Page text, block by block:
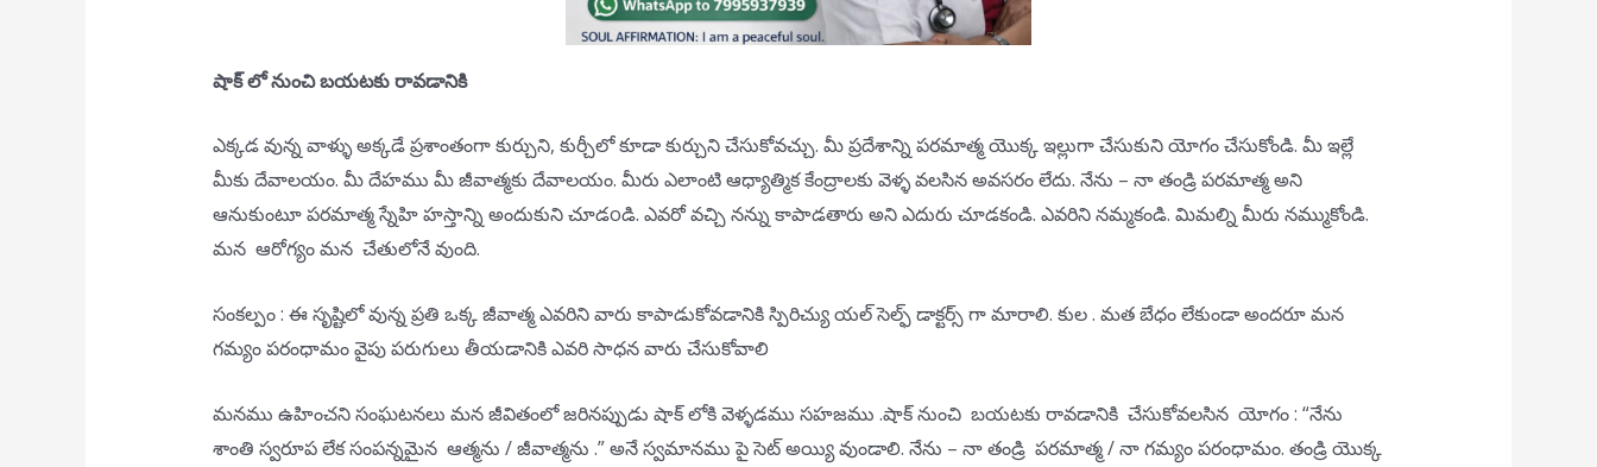
షాక్ లో నుంచి బయటకు రావడానికి
ఎక్కడ వున్న వాళ్ళు అక్కడే ప్రశాంతంగా కుర్చుని, కుర్చీలో కూడా కుర్చుని చేసుకోవచ్చు. మీ ప్రదేశాన్ని పరమాత్మ యొక్క ఇల్లుగా చేసుకుని యోగం చేసుకోండి. మీ ఇల్లే
మీకు దేవాలయం. మీ దేహము మీ జీవాత్మకు దేవాలయం. మీరు ఎలాంటి ఆధ్యాత్మిక కేంద్రాలకు వెళ్ళ వలసిన అవసరం లేదు. నేను – నా తండ్రి పరమాత్మ అని
ఆనుకుంటూ పరమాత్మ స్నేహి హస్తాన్ని అందుకుని చూడoడి. ఎవరో వచ్చి నన్ను కాపాడతారు అని ఎదురు చూడకండి. ఎవరిని నమ్మకండి. మిమల్ని మీరు నమ్ముకోండి.
మన ఆరోగ్యం మన చేతులోనే వుంది.
సంకల్పం : ఈ సృష్టిలో వున్న ప్రతి ఒక్క జీవాత్మ ఎవరిని వారు కాపాడుకోవడానికి స్పిరిచ్యు యల్ సెల్ఫ్ డాక్టర్స్ గా మారాలి. కుల . మత బేధం లేకుండా అందరూ మన
గమ్యం పరంధామం వైపు పరుగులు తీయడానికి ఎవరి సాధన వారు చేసుకోవాలి
మనము ఉహించని సంఘటనలు మన జీవితంలో జరినప్పుడు షాక్ లోకి వెళ్ళడము సహజము .షాక్ నుంచి బయటకు రావడానికి చేసుకోవలసిన యోగం : “నేను
శాంతి స్వరూప లేక సంపన్నమైన ఆత్మను / జీవాత్మను .” అనే స్వమానము పై సెట్ అయ్యి వుండాలి. నేను – నా తండ్రి పరమాత్మ / నా గమ్యం పరంధామం. తండ్రి యొక్క